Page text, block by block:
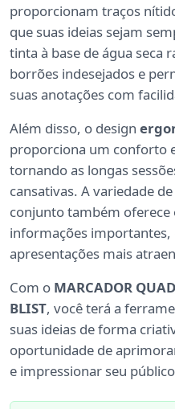
proporcionam traços
que suas ideias sejam
tinta à base de água seca
borrões indesejados e
suas anotações com
Além disso, o design
proporciona um conforto
tornando as longas
cansativas. A variedade
conjunto também oferece
informações importantes,
apresentações mais
Com o MARCADOR
BLIST, você terá a
suas ideias de forma
oportunidade de
e impressionar seu